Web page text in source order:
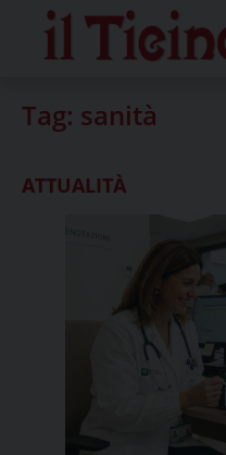
content
Tag: sanità
ATTUALITÀ